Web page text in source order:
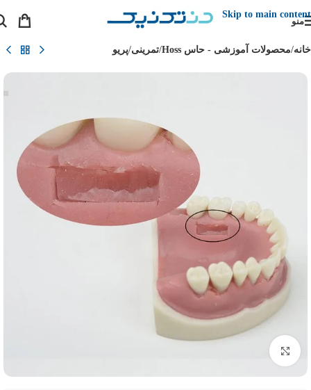
Skip to main content
منو
خانه/محصولات آموزشی - حاس Hoss /تمرینی/پریو